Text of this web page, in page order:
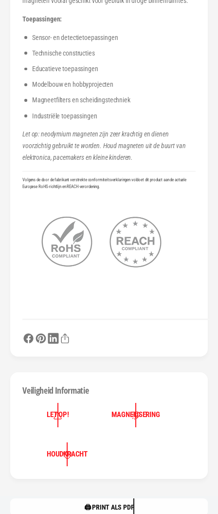
Toepassingen:
Sensor- en detectietoepassingen
Technische constructies
Educatieve toepassingen
Modelbouw en hobbyprojecten
Magneetfilters en scheidingstechniek
Industriële toepassingen
Let op: neodymium magneten zijn zeer krachtig en dienen
voorzichtig gebruikt te worden. Houd magneten uit de buurt van
elektronica, pacemakers en kleine kinderen.
Volgens de door de fabrikant verstrekte conformiteitsverklaringen voldoet dit product aan de actuele
Europese RoHS-richtlijn en REACH-verordening.
Veiligheid Informatie
LET OP! MAGNETISERING
HOUDKRACHT
🖨️ PRINT ALS PDF